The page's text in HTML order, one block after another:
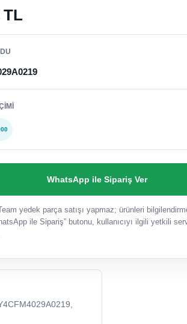
TL
WhatsApp ile Sipariş Ver
yedek parça satışı yapmaz; ürünleri
ile Sipariş” butonu, kullanıcıyı ilgili yetkili